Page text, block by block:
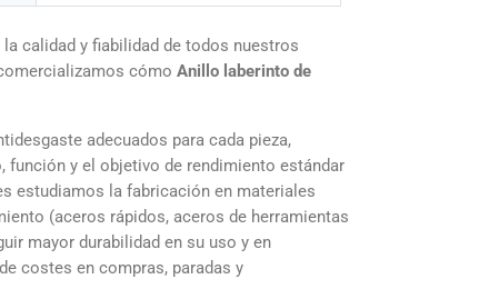
la calidad y fiabilidad de todos nuestros
cómoAnillo laberinto de
adecuados para cada pieza,
función y el objetivo de rendimiento estándar
estudiamos la fabricación en materiales
(aceros rápidos, aceros de herramientas
mayor durabilidad en su uso y en
costes en compras, paradas y